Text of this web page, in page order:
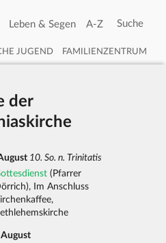
Leben & Segen A-Z
JUGEND FAMILIENZENTRUM
der
10. So. n. Trinitatis
(Pfarrer
Im Anschluss
August